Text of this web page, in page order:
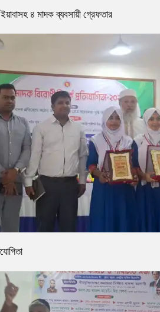
৪ মাদক ব্যবসায়ী গ্রেফতার